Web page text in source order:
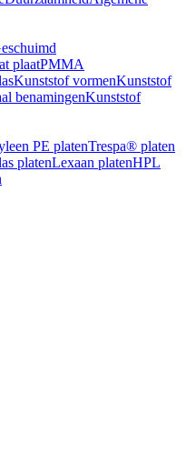
plaatPMMA
Kunststof vormenKunststof
benamingenKunststof
PE platenTrespa® platen
platenLexaan platenHPL